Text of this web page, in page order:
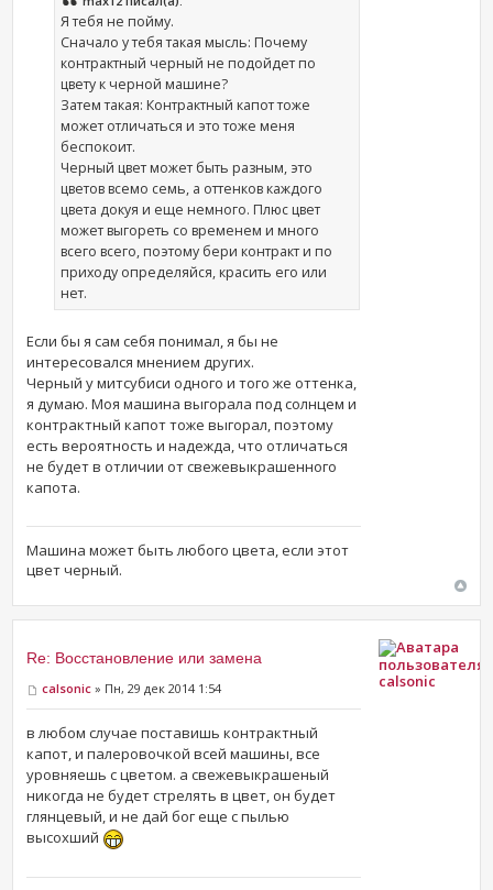
Я тебя не пойму.
Сначало у тебя такая мысль: Почему
контрактный черный не подойдет по
цвету к черной машине?
Затем такая: Контрактный капот тоже
может отличаться и это тоже меня
беспокоит.
Черный цвет может быть разным, это
цветов всемо семь, а оттенков каждого
цвета докуя и еще немного. Плюс цвет
может выгореть со временем и много
всего всего, поэтому бери контракт и по
приходу определяйся, красить его или
нет.
Если бы я сам себя понимал, я бы не
интересовался мнением других.
Черный у митсубиси одного и того же оттенка,
я думаю. Моя машина выгорала под солнцем и
контрактный капот тоже выгорал, поэтому
есть вероятность и надежда, что отличаться
не будет в отличии от свежевыкрашенного
капота.
Машина может быть любого цвета, если этот
цвет черный.
Re: Восстановление или замена
calsonic » Пн, 29 дек 2014 1:54
в любом случае поставишь контрактный
капот, и палеровочкой всей машины, все
уровняешь с цветом. а свежевыкрашеный
никогда не будет стрелять в цвет, он будет
глянцевый, и не дай бог еще с пылью
высохший
calsonic